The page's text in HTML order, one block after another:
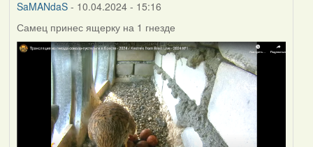
SaMANdaS- 10.04.2024 - 15:16
Самец принес ящерку на 1 гнезде